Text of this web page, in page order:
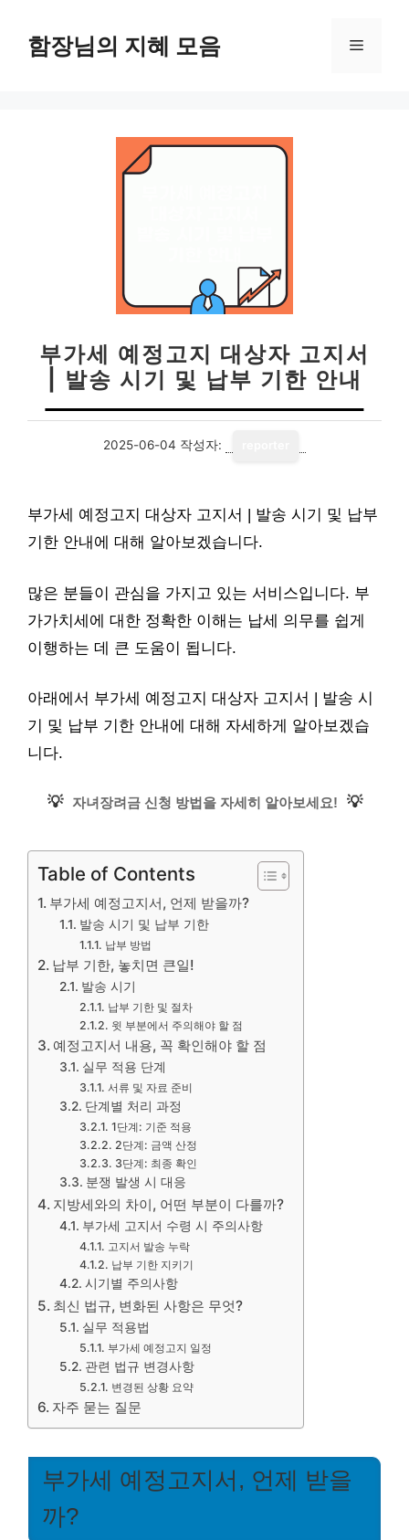
함장님의 지혜 모음 메
부가세 예정고지 대상자 고지서
| 발송 시기 및 납부 기한 안내
2025-06-04 작성자:
부가세 예정고지 대상자 고지서 | 발송 시기 및 납부
기한 안내에 대해 알아보겠습니다.
많은 분들이 관심을 가지고 있는 서비스입니다. 부
가가치세에 대한 정확한 이해는 납세 의무를 쉽게
이행하는 데 큰 도움이 됩니다.
아래에서 부가세 예정고지 대상자 고지서 | 발송 시
기 및 납부 기한 안내에 대해 자세하게 알아보겠습
니다.
💡 자녀장려금 신청 방법을 자세히 알아보세요! 💡
Table of Contents
부가세 예정고지서, 언제 받을까?
발송 시기 및 납부 기한
납부 방법
납부 기한, 놓치면 큰일!
발송 시기
납부 기한 및 절차
윗 부분에서 주의해야 할 점
예정고지서 내용, 꼭 확인해야 할 점
실무 적용 단계
서류 및 자료 준비
단계별 처리 과정
1단계: 기준 적용
2단계: 금액 산정
3단계: 최종 확인
분쟁 발생 시 대응
지방세와의 차이, 어떤 부분이 다를까?
부가세 고지서 수령 시 주의사항
고지서 발송 누락
납부 기한 지키기
시기별 주의사항
최신 법규, 변화된 사항은 무엇?
실무 적용법
부가세 예정고지 일정
관련 법규 변경사항
변경된 상황 요약
자주 묻는 질문
부가세 예정고지서, 언제 받을
까?